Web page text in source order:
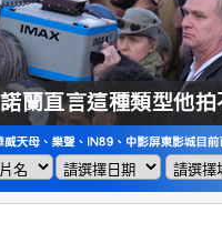
蘭直言這種類型他拍